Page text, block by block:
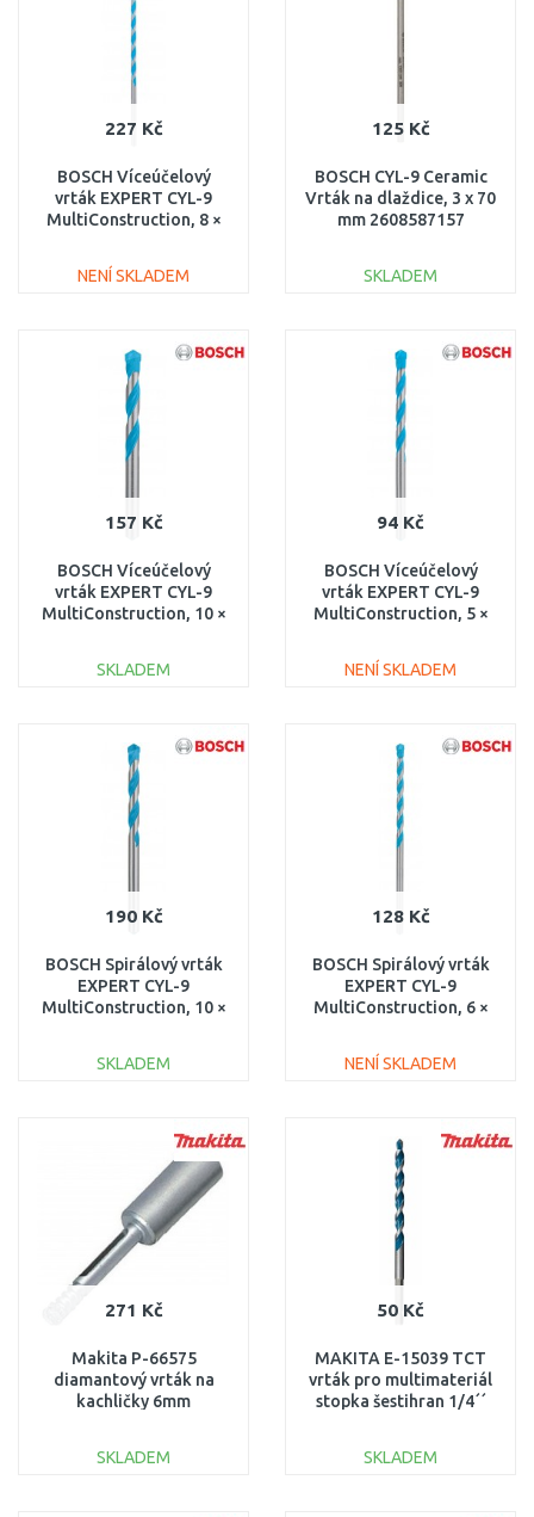
227 Kč
BOSCH Víceúčelový
vrták EXPERT CYL-9
MultiConstruction, 8 ×
2608901484
NENÍ SKLADEM
Porovnat
125 Kč
BOSCH CYL-9 Ceramic
Vrták na dlaždice, 3 x 70
mm 2608587157
SKLADEM
Porovnat
157 Kč
BOSCH Víceúčelový
vrták EXPERT CYL-9
MultiConstruction, 10 ×
SKLADEM
Porovnat
94 Kč
BOSCH Víceúčelový
vrták EXPERT CYL-9
MultiConstruction, 5 ×
NENÍ SKLADEM
Porovnat
190 Kč
BOSCH Spirálový vrták
EXPERT CYL-9
MultiConstruction, 10 ×
SKLADEM
Porovnat
128 Kč
BOSCH Spirálový vrták
EXPERT CYL-9
MultiConstruction, 6 ×
2608900612
NENÍ SKLADEM
Porovnat
271 Kč
Makita P-66575
diamantový vrták na
kachličky 6mm
SKLADEM
50 Kč
MAKITA E-15039 TCT
vrták pro multimateriál
stopka šestihran 1/4´´
SKLADEM